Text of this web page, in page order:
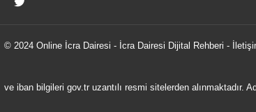
© 2024 Online İcra Dairesi - İcra Dairesi Dijital Rehberi -
ve iban bilgileri gov.tr uzantılı resmi sitelerden alınmaktadır.